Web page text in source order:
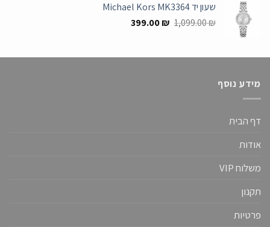
299.00 ₪.
99.00 ₪.
שעון יד Michael Kors MK3364
1,099.00₪
המחיר
1,099.00 ₪.
399.00₪
המחיר
399.00 ₪.
מידע נוסף
דף הבית
אודות
משלוח VIP
תקנון
פרטיות